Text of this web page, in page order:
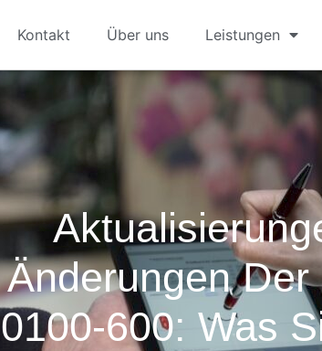
Kontakt Über uns Leistungen
Änderungen
0100-600: Was